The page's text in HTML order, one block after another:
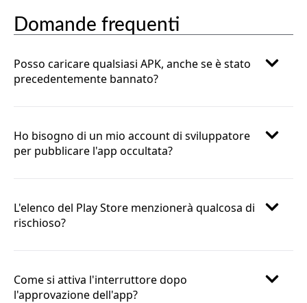
Domande frequenti
Posso caricare qualsiasi APK, anche se è stato
precedentemente bannato?
Ho bisogno di un mio account di sviluppatore
per pubblicare l'app occultata?
L'elenco del Play Store menzionerà qualcosa di
rischioso?
Come si attiva l'interruttore dopo
l'approvazione dell'app?